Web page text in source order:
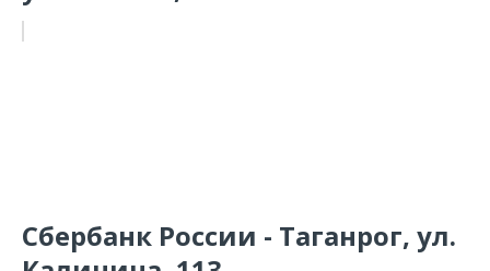
Сбербанк России - Таганрог, ул.